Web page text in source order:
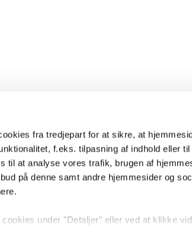
fra tredjepart for at sikre, at
f.eks. tilpasning af indhold eller
til at analyse vores trafik, brugen af
på denne samt andre hjemmesider og
under "Detaljer" eller ved at klikke